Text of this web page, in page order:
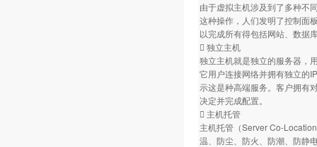
由于虚拟主机涉及到了多种不
这种操作，人们发明了控制面
以完成所有得包括网站、数据
 独立主机
独立主机就是独立的服务器，
它用户连接网络并拥有独立的
示这是种高端服务。客户拥有
决定并完成配置。
 主机托管
主机托管（Server Co-
温、防尘、防火、防潮、防静